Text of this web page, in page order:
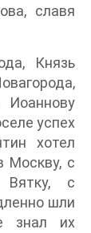
славя
Князь
успех
хотел
Москву, с
с
шли
знал их